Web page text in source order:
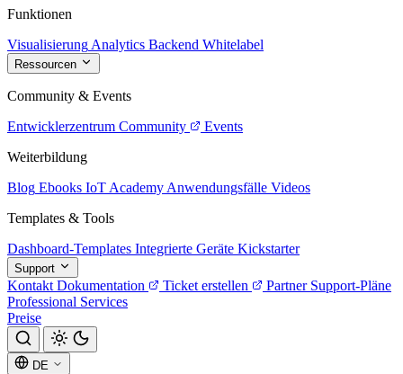
Funktionen
Visualisierung Analytics Backend Whitelabel
Ressourcen
Community & Events
Entwicklerzentrum Community
Events
Weiterbildung
Blog Ebooks IoT Academy Anwendungsfälle Videos
Templates & Tools
Dashboard-Templates Integrierte Geräte Kickstarter
Support
Kontakt Dokumentation Ticket erstellen Partner Support-Pläne
Professional Services
Preise
DE